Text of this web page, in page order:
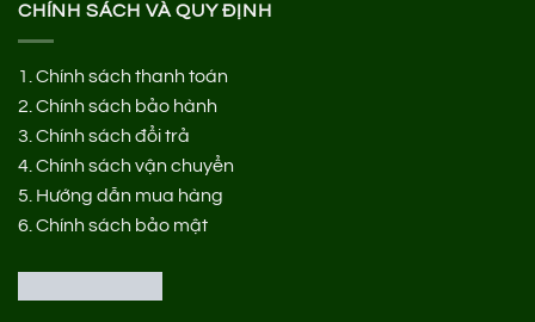
CHÍNH SÁCH VÀ QUY ĐỊNH
1. Chính sách thanh toán
2. Chính sách bảo hành
3. Chính sách đổi trả
4. Chính sách vận chuyển
5. Hướng dẫn mua hàng
6. Chính sách bảo mật